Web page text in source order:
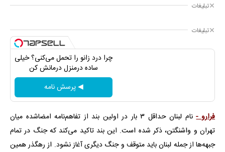
تبلیغات
تبلیغات
چرا درد زانو را تحمل می‌کنی؟ خیلی
ساده درمنزل درمانش کن
◀ پرسش نامه
فرارو -
نام لبنان حداقل ۳ بار در اولین بند از تفاهم‌نامه امضاشده میان
تهران و واشنگتن، ذکر شده است. این بند تاکید می‌کند که جنگ در تمام
جبهه‌ها از جمله لبنان باید متوقف و جنگ دیگری آغاز نشود. از رهگذر همین